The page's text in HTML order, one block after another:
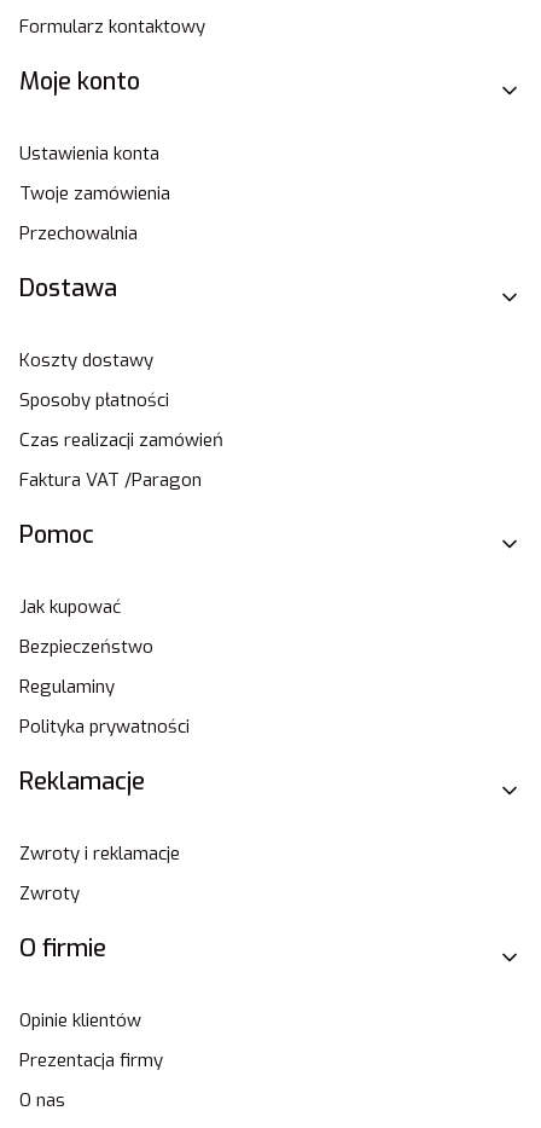
Formularz kontaktowy
Moje konto
Ustawienia konta
Twoje zamówienia
Przechowalnia
Dostawa
Koszty dostawy
Sposoby płatności
Czas realizacji zamówień
Faktura VAT /Paragon
Pomoc
Jak kupować
Bezpieczeństwo
Regulaminy
Polityka prywatności
Reklamacje
Zwroty i reklamacje
Zwroty
O firmie
Opinie klientów
Prezentacja firmy
O nas